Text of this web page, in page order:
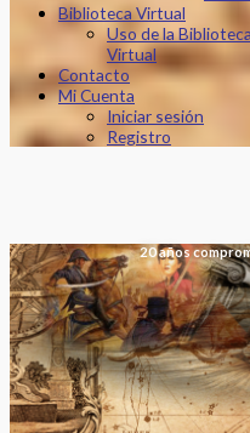
Biblioteca Virtual
Uso de la Biblioteca
Virtual
Contacto
Mi Cuenta
Iniciar sesión
Registro
20 años